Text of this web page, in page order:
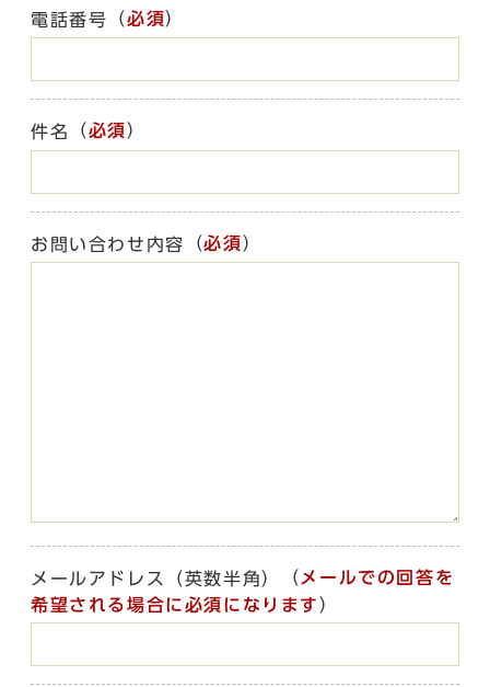
電話番号 （必須）
件名 （必須）
お問い合わせ内容 （必須）
メールアドレス（英数半角） （ メールでの回答を
希望される場合に必須になります ）